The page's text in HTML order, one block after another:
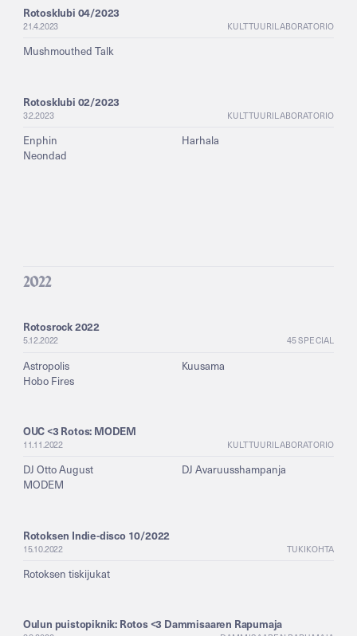
21.4.2023 KULTTUURILABORATORIO
Rotosklubi 04/2023
Mushmouthed Talk
3.2.2023 KULTTUURILABORATORIO
Rotosklubi 02/2023
Enphin
Neondad
Harhala
2022
5.12.2022 45 SPECIAL
Rotosrock 2022
Astropolis
Hobo Fires
Kuusama
11.11.2022 KULTTUURILABORATORIO
OUC <3 Rotos: MODEM
DJ Otto August
MODEM
DJ Avaruusshampanja
15.10.2022 TUKIKOHTA
Rotoksen Indie-disco 10/2022
Rotoksen tiskijukat
Oulun puistopiknik: Rotos <3 Dammisaaren Rapumaja